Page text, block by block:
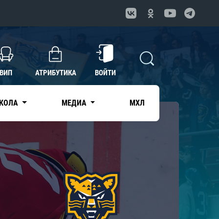
ВИП АТРИБУТИКА ВОЙТИ
МЕДИА МХЛ